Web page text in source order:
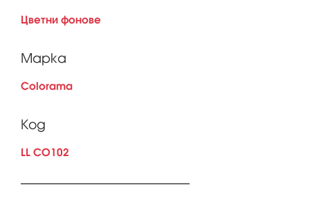
Цветни фонове
Марка
Colorama
Код
LL CO102